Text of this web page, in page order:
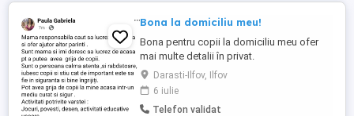
Bona la domiciliu meu!
Bona pentru copii la domiciliu meu ofer
mai multe detalii în privat.
Darasti-Ilfov, Ilfov
6 iulie
Telefon validat